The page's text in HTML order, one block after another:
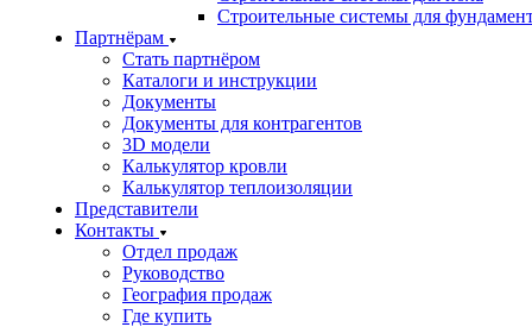
Строительные системы для
Партнёрам
Стать партнёром
Каталоги и инструкции
Документы
Документы для контрагентов
3D модели
Калькулятор кровли
Калькулятор теплоизоляции
Представители
Контакты
Отдел продаж
Руководство
География продаж
Где купить